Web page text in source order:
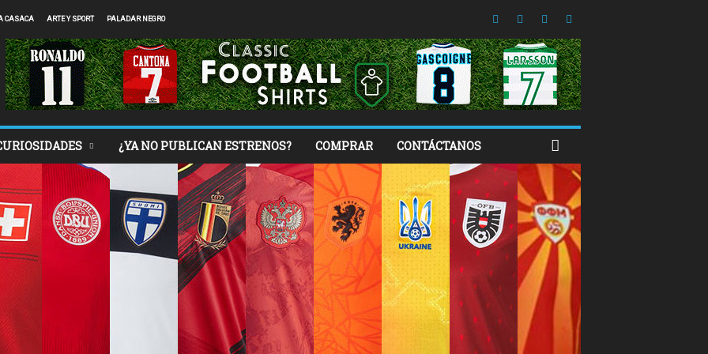
CASACA ARTE Y SPORT PALADAR NEGRO
¿YA NO PUBLICAN ESTRENOS? COMPRAR CONTÁCTANOS